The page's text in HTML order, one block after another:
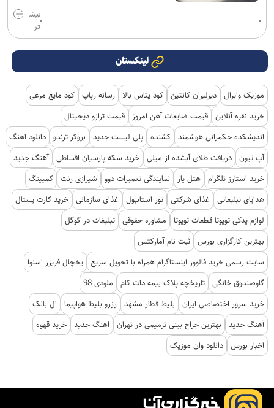
بیش
تر
لینکستان
موزیک وایرال دیزلیران کانتین کود پتاس بالا رسانه رپاپ کود مایع مرغی
خرید نقره آنلاین قیمت ضایعات آهن امروز
قیمت ترازو دیجیتال
اندیشکده حکمرانی هوشمند کشنده پلی لیست جدید بروکر ترندو دانلود اهنگ
آپ تیون دریافت طلای آبشده از میلی خرید سکه پارسیان اقساطی آهنگ جدید
خرید استارز تلگرام هتل یار نمایندگی تعمیرات دوو شیرازی رنت کمپینگ
هدایای تبلیغاتی
غذای شرکتی تور استانبول غذای سازمانی خرید کارت پستال
لوازم یدکی تویوتا قطعات تویوتا
مشاوره حقوقی تبلیغات در گوگل
بهترین کارگزاری بورس ثبت نام آمارکتس
سایت رسمی خرید فالوور اینستاگرام همراه با تحویل سریع یخچال فریزر اسنوا
گاوصندوق خانگی تاریخچه پلاک بیمه دات کام
ملودی 98
خرید سرور اختصاصی ایران
بلیط قطار مشهد رزرو بلیط هواپیما
ال بانک
آهنگ جدید
بهترین جراح بینی ترمیمی در تهران اهنگ جدید خرید قهوه
اخبار بورس دانلود وان موزیک